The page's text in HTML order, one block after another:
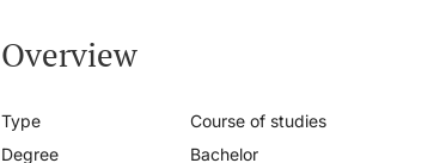
Overview
Type
Course of studies
Degree
Bachelor